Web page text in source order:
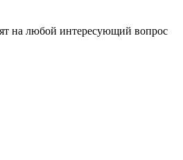
на любой интересующий вопрос